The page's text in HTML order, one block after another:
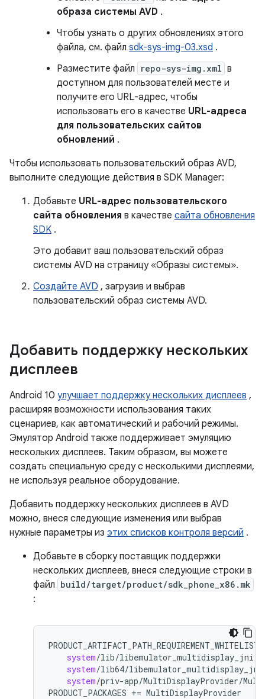
образа системы AVD .
Чтобы узнать о других обновлениях этого
файла, см. файл sdk-sys-img-03.xsd .
Разместите файл
repo-sys-img.xml в
доступном для пользователей месте и
получите его URL-адрес, чтобы
использовать его в качестве URL-адреса
для пользовательских сайтов
обновлений .
Чтобы использовать пользовательский образ AVD,
выполните следующие действия в SDK Manager:
Добавьте URL-адрес пользовательского
сайта обновления в качестве сайта обновления
SDK .
Это добавит ваш пользовательский образ
системы AVD на страницу «Образы системы».
Создайте AVD , загрузив и выбрав
пользовательский образ системы AVD.
Добавить поддержку нескольких
дисплеев
Android 10 улучшает поддержку нескольких дисплеев ,
расширяя возможности использования таких
сценариев, как автоматический и рабочий режимы.
Эмулятор Android также поддерживает эмуляцию
нескольких дисплеев. Таким образом, вы можете
создать специальную среду с несколькими дисплеями,
не используя реальное оборудование.
Добавить поддержку нескольких дисплеев в AVD
можно, внеся следующие изменения или выбрав
нужные параметры из этих списков контроля версий .
Добавьте в сборку поставщик поддержки
нескольких дисплеев, внеся следующие строки в
файл build/target/product/sdk_phone_x86.mk
:
PRODUCT_ARTIFACT_PATH_REQUIREMENT_WHITELIST
system/lib/libemulator_multidisplay_jni
system/lib64/libemulator_multidisplay_jni
system/priv-app/MultiDisplayProvider/
PRODUCT_PACKAGES += MultiDisplayProvider